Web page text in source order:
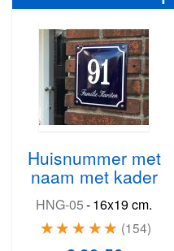
Huisnummer met
naam met kader
HNG-05-16x19 cm.
154